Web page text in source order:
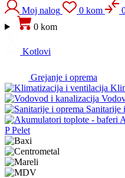
Moj nalog 0 kom
0 kom
Kotlovi
Grejanje i oprema
Sanitarije
P Pelet